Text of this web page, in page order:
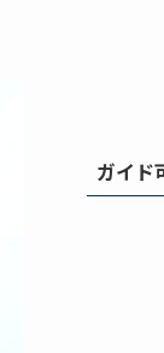
ガイド